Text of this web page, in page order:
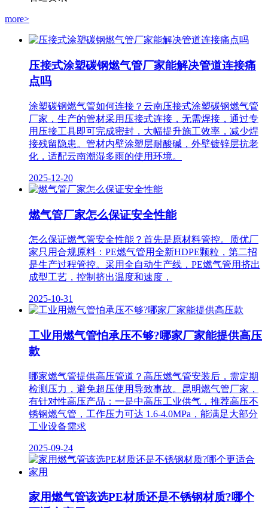
more>
压接式涂塑碳钢燃气管厂家能解决管道连接痛
点吗
涂塑碳钢燃气管如何连接？云南压接式涂塑碳钢燃气管
厂家，生产的管材采用压接式连接，无需焊接，通过专
用压接工具即可完成密封，大幅提升施工效率，减少焊
接残留隐患。管材内壁涂塑层耐酸碱，外壁镀锌层抗老
化，适配云南潮湿多雨的使用环境。
2025-12-20
燃气管厂家怎么保证安全性能
怎么保证燃气管安全性能？首先是原材料管控。质优厂
家只用合规原料：PE燃气管用全新HDPE颗粒，第二招
是生产过程管控。采用全自动生产线，PE燃气管用挤出
成型工艺，控制挤出温度和速度，
2025-10-31
工业用燃气管怕承压不够?哪家厂家能提供高压
款
哪家燃气管提供高压管道？高压燃气管安装后，需定期
检测压力，避免超压使用导致事故。昆明燃气管厂家，
有针对性高压产品：一是中高压工业供气，推荐高压不
锈钢燃气管，工作压力可达 1.6-4.0MPa，能满足大部分
工业设备需求
2025-09-24
家用燃气管该选PE材质还是不锈钢材质?哪个